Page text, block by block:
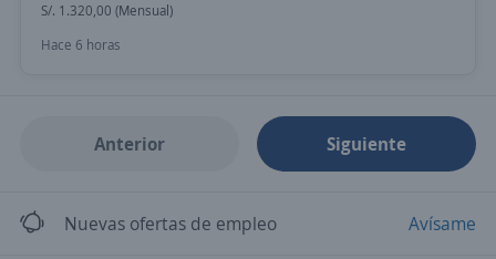
S/. 1.320,00 (Mensual)
Hace 6 horas
Anterior Siguiente
Nuevas ofertas de empleo Avísame